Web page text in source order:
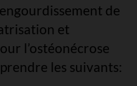
de
et
l’ostéonécrose
les suivants: